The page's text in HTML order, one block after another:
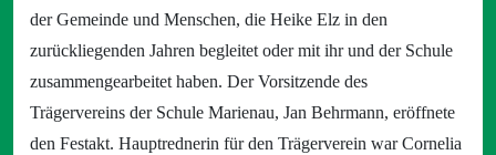
der Gemeinde und Menschen, die Heike Elz in den
zurückliegenden Jahren begleitet oder mit ihr und der Schule
zusammengearbeitet haben. Der Vorsitzende des
Trägervereins der Schule Marienau, Jan Behrmann, eröffnete
den Festakt. Hauptrednerin für den Trägerverein war Cornelia